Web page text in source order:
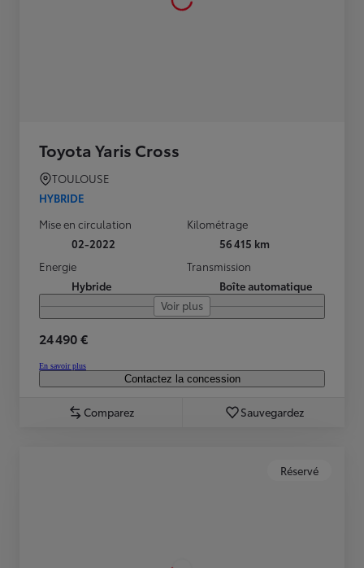
Toyota Yaris Cross
TOULOUSE
HYBRIDE
Mise en circulation
02-2022
Kilométrage
56 415 km
Energie
Hybride
Transmission
Boîte automatique
Voir plus
24 490 €
En savoir plus
Contactez la concession
Comparez Sauvegardez
Réservé